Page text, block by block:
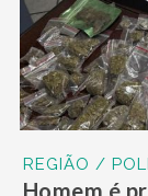
REGIÃO /
Homem é